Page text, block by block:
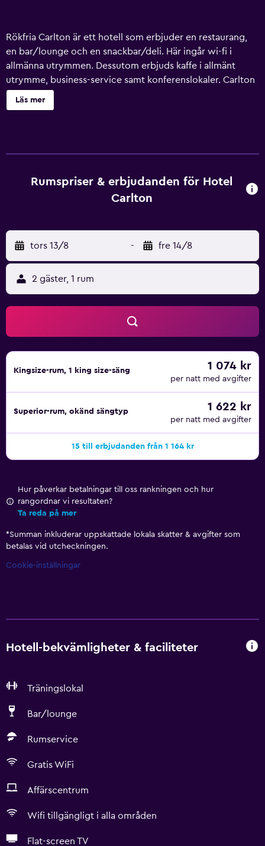
Rökfria Carlton är ett hotell som erbjuder en restaurang,
en bar/lounge och en snackbar/deli. Här ingår wi-fi i
allmänna utrymmen. Dessutom erbjuds kaffe i allmänt
utrymme, business-service samt konferenslokaler. Carlton
erbjuder 92 luftkonditionerade rum med minibar och
värdeförvaringsskåp. Platt-tv med digitalkanaler.
skrivbord, gratis dagstidningar och telefon. Städning
erbjuds dagligen och strykjärn/strykbräda kan fås på
plats eller i närheten. Avgifter kan tillkomma.
Läs mer
Rumspriser & erbjudanden för Hotel
Carlton
tors 13/8 - fre 14/8
2 gäster, 1 rum
Kingsize-rum, 1 king size-säng 1 074 kr
per natt med avgifter
Superior-rum, okänd sängtyp 1 622 kr
per natt med avgifter
15 till erbjudanden från 1 164 kr
Hur påverkar betalningar till oss rankningen och hur
rangordnar vi resultaten?
Ta reda på mer
*Summan inkluderar uppskattade lokala skatter & avgifter som
betalas vid utcheckningen.
Cookie-inställningar
Hotell-bekvämligheter & faciliteter
Träningslokal
Bar/lounge
Rumservice
Gratis WiFi
Affärscentrum
Wifi tillgängligt i alla områden
Flat-screen TV